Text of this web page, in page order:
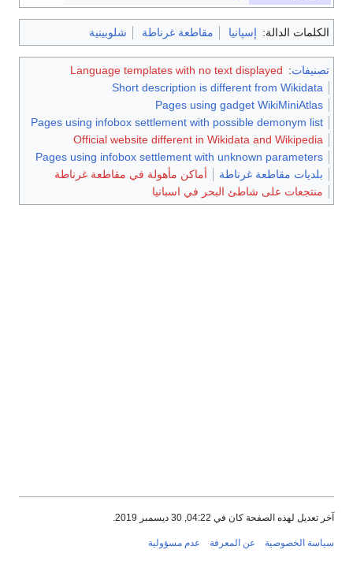
الكلمات الدالة: إسپانيا مقاطعة غرناطة شلوبينية
تصنيفات:
Language templates with no text displayed
Short description is different from Wikidata
Pages using gadget WikiMiniAtlas
Pages using infobox settlement with possible demonym list
Official website different in Wikidata and Wikipedia
Pages using infobox settlement with unknown parameters
بلديات مقاطعة غرناطة
أماكن مأهولة في مقاطعة غرناطة
منتجعات على شاطئ البحر في اسبانيا
آخر تعديل لهذه الصفحة كان في 04:22, 30 ديسمبر 2019.
سياسة الخصوصية عن المعرفة عدم مسؤولية